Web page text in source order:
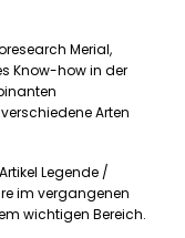
Merial,
Know-how in der
Arten
Legende /
im vergangenen
wichtigen Bereich.